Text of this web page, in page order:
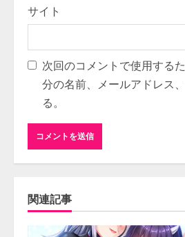
サイト
次回のコメントで使用する
分の名前、メールアドレス
る。
関連記事